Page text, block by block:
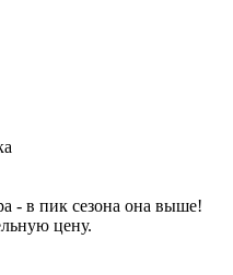
- в пик сезона она выше!
цену.